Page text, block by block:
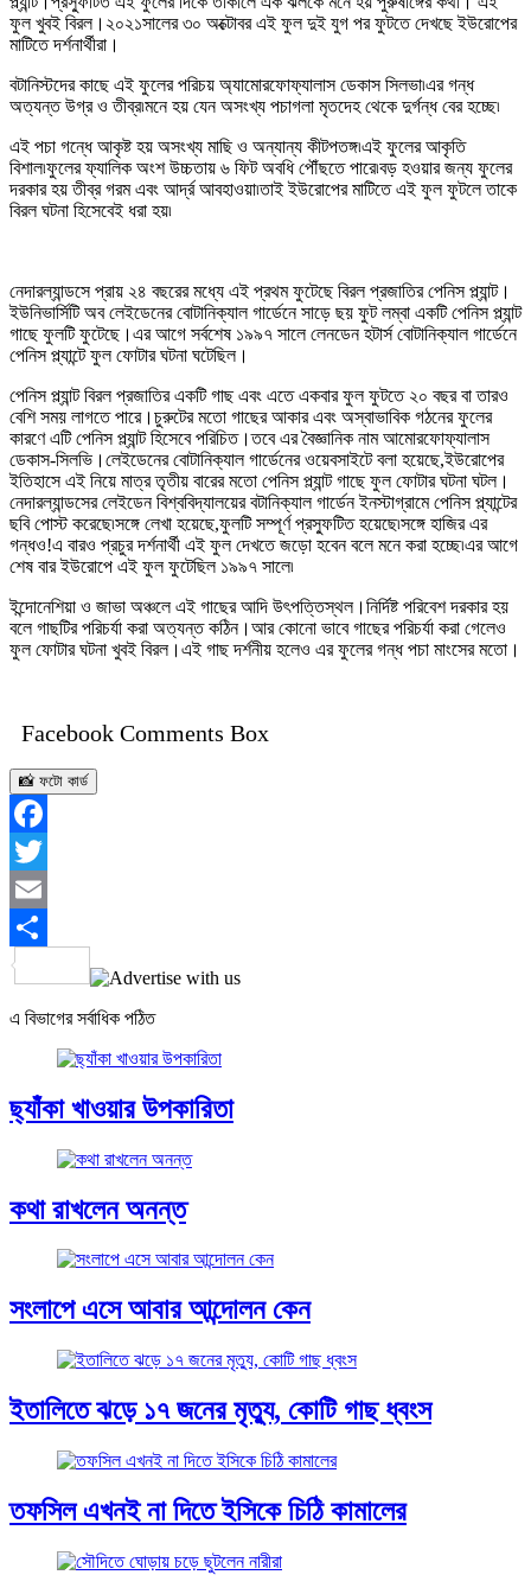
ফুল খুবই বিরল।২০২১সালের ৩০ অক্টোবর এই ফুল দুই যুগ পর ফুটতে দেখছে ইউরোপের
মাটিতে দর্শনার্থীরা।
বটানিস্টদের কাছে এই ফুলের পরিচয় অ্যামোরফোফ্যালাস ডেকাস সিলভা৷এর গন্ধ
অত্যন্ত উগ্র ও তীব্র৷মনে হয় যেন অসংখ্য পচাগলা মৃতদেহ থেকে দুর্গন্ধ বের হচ্ছে৷
এই পচা গন্ধে আকৃষ্ট হয় অসংখ্য মাছি ও অন্যান্য কীটপতঙ্গ৷এই ফুলের আকৃতি
বিশাল৷ফুলের ফ্যালিক অংশ উচ্চতায় ৬ ফিট অবধি পৌঁছতে পারে৷বড় হওয়ার জন্য ফুলের
দরকার হয় তীব্র গরম এবং আর্দ্র আবহাওয়া৷তাই ইউরোপের মাটিতে এই ফুল ফুটলে তাকে
বিরল ঘটনা হিসেবেই ধরা হয়৷
নেদারল্যান্ডসে প্রায় ২৪ বছরের মধ্যে এই প্রথম ফুটেছে বিরল প্রজাতির পেনিস প্ল্যান্ট।
ইউনিভার্সিটি অব লেইডেনের বোটানিক্যাল গার্ডেনে সাড়ে ছয় ফুট লম্বা একটি পেনিস প্ল্যান্ট
গাছে ফুলটি ফুটেছে।এর আগে সর্বশেষ ১৯৯৭ সালে লেনডেন হটার্স বোটানিক্যাল গার্ডেনে
পেনিস প্ল্যান্টে ফুল ফোটার ঘটনা ঘটেছিল।
পেনিস প্ল্যান্ট বিরল প্রজাতির একটি গাছ এবং এতে একবার ফুল ফুটতে ২০ বছর বা তারও
বেশি সময় লাগতে পারে।চুরুটের মতো গাছের আকার এবং অস্বাভাবিক গঠনের ফুলের
কারণে এটি পেনিস প্ল্যান্ট হিসেবে পরিচিত।তবে এর বৈজ্ঞানিক নাম আমোরফোফ্যালাস
ডেকাস-সিলভি।লেইডেনের বোটানিক্যাল গার্ডেনের ওয়েবসাইটে বলা হয়েছে,ইউরোপের
ইতিহাসে এই নিয়ে মাত্র তৃতীয় বারের মতো পেনিস প্ল্যান্ট গাছে ফুল ফোটার ঘটনা ঘটল।
নেদারল্যান্ডসের লেইডেন বিশ্ববিদ্যালয়ের বটানিক্যাল গার্ডেন ইনস্টাগ্রামে পেনিস প্ল্যান্টের
ছবি পোস্ট করেছে৷সঙ্গে লেখা হয়েছে,ফুলটি সম্পূর্ণ প্রস্ফুটিত হয়েছে৷সঙ্গে হাজির এর
গন্ধও!এ বারও প্রচুর দর্শনার্থী এই ফুল দেখতে জড়ো হবেন বলে মনে করা হচ্ছে৷এর আগে
শেষ বার ইউরোপে এই ফুল ফুটেছিল ১৯৯৭ সালে৷
ইন্দোনেশিয়া ও জাভা অঞ্চলে এই গাছের আদি উৎপত্তিস্থল।নির্দিষ্ট পরিবেশ দরকার হয়
বলে গাছটির পরিচর্যা করা অত্যন্ত কঠিন।আর কোনো ভাবে গাছের পরিচর্যা করা গেলেও
ফুল ফোটার ঘটনা খুবই বিরল।এই গাছ দর্শনীয় হলেও এর ফুলের গন্ধ পচা মাংসের মতো।
Facebook Comments Box
📸 ফটো কার্ড
Facebook
Twitter
Email
Share
এ বিভাগের সর্বাধিক পঠিত
ছ্যাঁকা খাওয়ার উপকারিতা
কথা রাখলেন অনন্ত
সংলাপে এসে আবার আন্দোলন কেন
ইতালিতে ঝড়ে ১৭ জনের মৃত্যু, কোটি গাছ ধ্বংস
তফসিল এখনই না দিতে ইসিকে চিঠি কামালের